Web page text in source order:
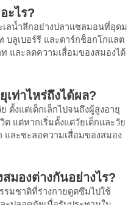
ะไร?
เลน้ำลึกอย่างปลาแซลมอนที่อุดม
บลูเบอร์รี และดาร์กช็อกโกแลต
และลดความเสื่อมของสมองได้
ท่าไหร่ถึงได้ผล?
ตั้งแต่เด็กเล็กไปจนถึงผู้สูงอายุ
ต แต่หากเริ่มตั้งแต่วัยเด็กและวัย
ละชะลอความเสื่อมของสมอง
มองต่างกันอย่างไร?
รมชาติที่ร่างกายดูดซึมไปใช้